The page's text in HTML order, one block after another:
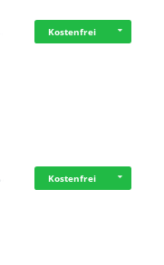
Kostenfrei
Kostenfrei